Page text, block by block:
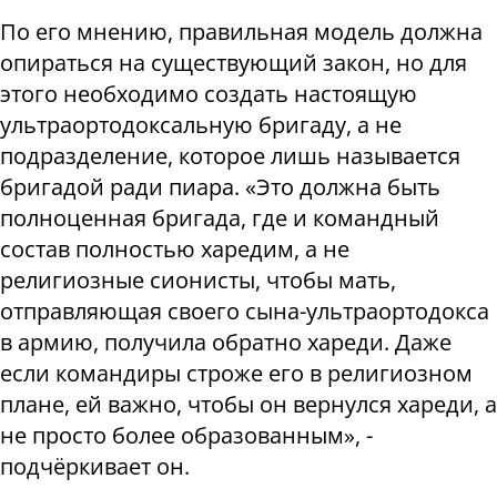
По его мнению, правильная модель должна
опираться на существующий закон, но для
этого необходимо создать настоящую
ультраортодоксальную бригаду, а не
подразделение, которое лишь называется
бригадой ради пиара. «Это должна быть
полноценная бригада, где и командный
состав полностью харедим, а не
религиозные сионисты, чтобы мать,
отправляющая своего сына-ультраортодокса
в армию, получила обратно хареди. Даже
если командиры строже его в религиозном
плане, ей важно, чтобы он вернулся хареди, а
не просто более образованным», -
подчёркивает он.